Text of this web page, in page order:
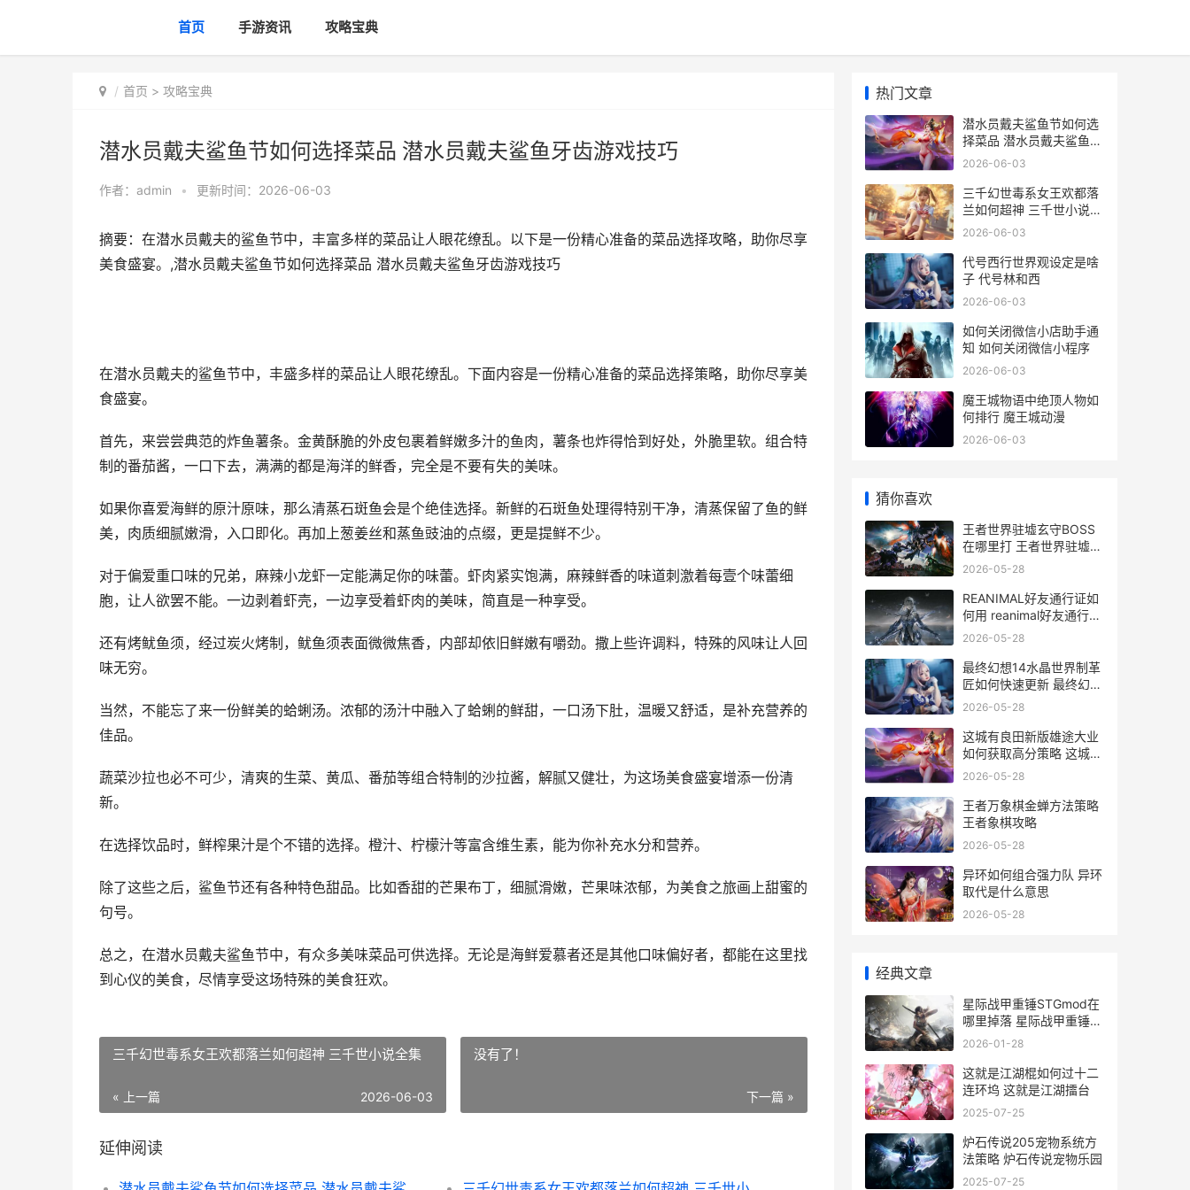
首页 手游资讯 攻略宝典
首页 > 攻略宝典
潜水员戴夫鲨鱼节如何选择菜品 潜水员戴夫鲨鱼牙齿游戏技巧
作者： admin • 更新时间：2026-06-03
摘要：在潜水员戴夫的鲨鱼节中，丰富多样的菜品让人眼花缭乱。以下是一份精心准备的菜品选择攻略，助你尽享
美食盛宴。,潜水员戴夫鲨鱼节如何选择菜品 潜水员戴夫鲨鱼牙齿游戏技巧
在潜水员戴夫的鲨鱼节中，丰盛多样的菜品让人眼花缭乱。下面内容是一份精心准备的菜品选择策略，助你尽享美
食盛宴。
首先，来尝尝典范的炸鱼薯条。金黄酥脆的外皮包裹着鲜嫩多汁的鱼肉，薯条也炸得恰到好处，外脆里软。组合特
制的番茄酱，一口下去，满满的都是海洋的鲜香，完全是不要有失的美味。
如果你喜爱海鲜的原汁原味，那么清蒸石斑鱼会是个绝佳选择。新鲜的石斑鱼处理得特别干净，清蒸保留了鱼的鲜
美，肉质细腻嫩滑，入口即化。再加上葱姜丝和蒸鱼豉油的点缀，更是提鲜不少。
对于偏爱重口味的兄弟，麻辣小龙虾一定能满足你的味蕾。虾肉紧实饱满，麻辣鲜香的味道刺激着每壹个味蕾细
胞，让人欲罢不能。一边剥着虾壳，一边享受着虾肉的美味，简直是一种享受。
还有烤鱿鱼须，经过炭火烤制，鱿鱼须表面微微焦香，内部却依旧鲜嫩有嚼劲。撒上些许调料，特殊的风味让人回
味无穷。
当然，不能忘了来一份鲜美的蛤蜊汤。浓郁的汤汁中融入了蛤蜊的鲜甜，一口汤下肚，温暖又舒适，是补充营养的
佳品。
蔬菜沙拉也必不可少，清爽的生菜、黄瓜、番茄等组合特制的沙拉酱，解腻又健壮，为这场美食盛宴增添一份清
新。
在选择饮品时，鲜榨果汁是个不错的选择。橙汁、柠檬汁等富含维生素，能为你补充水分和营养。
除了这些之后，鲨鱼节还有各种特色甜品。比如香甜的芒果布丁，细腻滑嫩，芒果味浓郁，为美食之旅画上甜蜜的
句号。
总之，在潜水员戴夫鲨鱼节中，有众多美味菜品可供选择。无论是海鲜爱慕者还是其他口味偏好者，都能在这里找
到心仪的美食，尽情享受这场特殊的美食狂欢。
三千幻世毒系女王欢都落兰如何超神 三千世小说全集
« 上一篇 2026-06-03
没有了！
下一篇 »
延伸阅读
热门文章
潜水员戴夫鲨鱼节如何选
择菜品 潜水员戴夫鲨鱼牙
齿游戏技巧
2026-06-03
三千幻世毒系女王欢都落
兰如何超神 三千世小说全
集
2026-06-03
代号西行世界观设定是啥
子 代号林和西
2026-06-03
如何关闭微信小店助手通
知 如何关闭微信小程序
2026-06-03
魔王城物语中绝顶人物如
何排行 魔王城动漫
2026-06-03
猜你喜欢
王者世界驻墟玄守BOSS
在哪里打 王者世界驻墟玄
守觉醒怎么激活
2026-05-28
REANIMAL好友通行证如
何用 reanimal好友通行证
添加
2026-05-28
最终幻想14水晶世界制革
匠如何快速更新 最终幻想
14水晶世界职业推荐
2026-05-28
这城有良田新版雄途大业
如何获取高分策略 这城有
良田新版跨域争锋
2026-05-28
王者万象棋金蝉方法策略
王者象棋攻略
2026-05-28
异环如何组合强力队 异环
取代是什么意思
2026-05-28
经典文章
星际战甲重锤STGmod在
哪里掉落 星际战甲重锤射
击在哪刷
2026-01-28
这就是江湖棍如何过十二
连环坞 这就是江湖擂台
2025-07-25
炉石传说205宠物系统方
法策略 炉石传说宠物乐园
2025-07-25